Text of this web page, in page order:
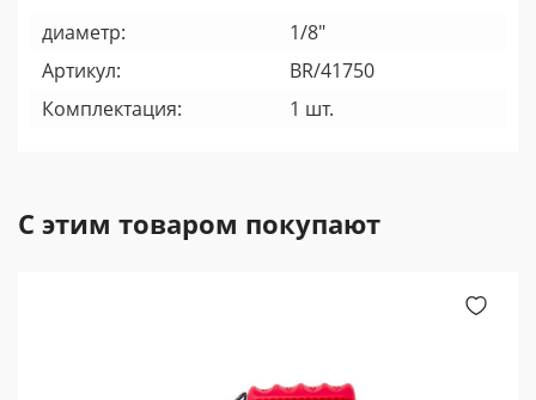
диаметр:
1/8"
Артикул:
BR/41750
Комплектация:
1 шт.
С этим товаром покупают